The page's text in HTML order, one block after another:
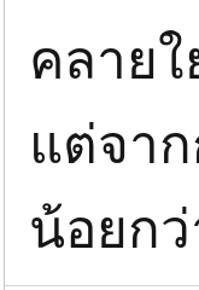
คลาย
แต่จา
น้อยก